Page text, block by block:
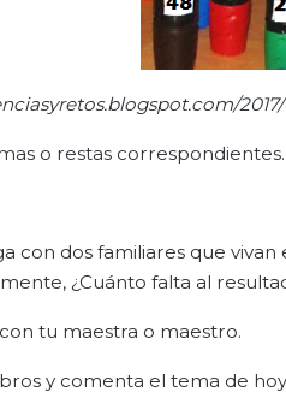
o restas correspondientes.
con dos familiares que
¿Cuánto falta al
tu maestra o maestro.
y comenta el tema de